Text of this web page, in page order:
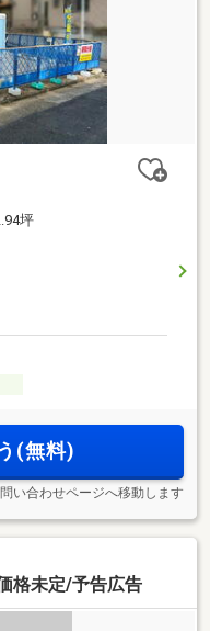
坪
(無料)
い合わせページへ移動します
格未定/予告広告